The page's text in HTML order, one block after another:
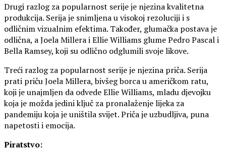
Drugi razlog za popularnost serije je njezina kvalitetna
produkcija. Serija je snimljena u visokoj rezoluciji i s
odličnim vizualnim efektima. Također, glumačka postava je
odlična, a Joela Millera i Ellie Williams glume Pedro Pascal i
Bella Ramsey, koji su odlično odglumili svoje likove.
Treći razlog za popularnost serije je njezina priča. Serija
prati priču Joela Millera, bivšeg borca u američkom ratu,
koji je unajmljen da odvede Ellie Williams, mladu djevojku
koja je možda jedini ključ za pronalaženje lijeka za
pandemiju koja je uništila svijet. Priča je uzbudljiva, puna
napetosti i emocija.
Piratstvo: